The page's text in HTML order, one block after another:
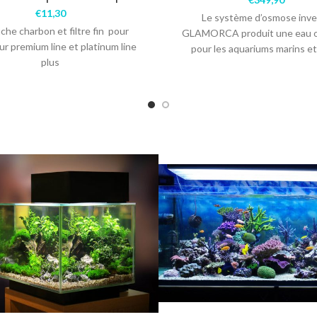
€11,30
charbon et filtre fin pour
premium line et platinum line
plus
Le système d’osmose
GLAMORCA produit une eau
pour les aquariums marins et